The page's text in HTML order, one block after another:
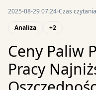
2025-08-29 07:24 Czas
Analiza
+2
Ceny Paliw
Pracy